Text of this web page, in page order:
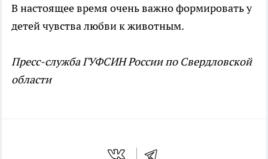
В настоящее время очень важно формировать у
детей чувства любви к животным.
Пресс-служба ГУФСИН России по Свердловской
области